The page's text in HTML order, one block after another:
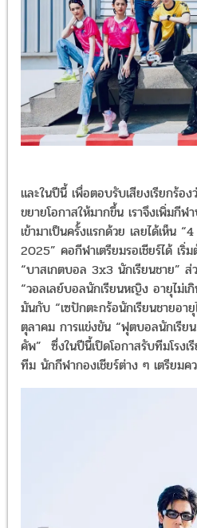
และในปีนี้ เพื่อตอบรับเสียงเรียกร้อ
ขยายโอกาสให้มากขึ้น เราจึงเพิ่มกี
เข้ามาเป็นครั้งแรกด้วย เลยได้เห็น
2025” คอกีฬาเตรียมรอเชียร์ได้ เ
“บาสเกตบอล 3x3 นักเรียนชาย” ส่
“วอลเลย์บอลนักเรียนหญิง อายุไม่
มันกับ “เซปักตะกร้อนักเรียนชายอา
ตุลาคม การแข่งขัน “ฟุตบอลนักเรี
คัพ” ซึ่งในปีนี้เปิดโอกาสรับทีมโรงเ
ทีม นักกีฬากองเชียร์ต่าง ๆ เตรียมค